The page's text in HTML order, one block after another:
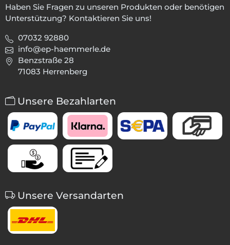
Haben Sie Fragen zu unseren Produkten oder benötigen
Unterstützung? Kontaktieren Sie uns!
07032 92880
info@ep-haemmerle.de
Benzstraße 28
71083 Herrenberg
Unsere Bezahlarten
Unsere Versandarten